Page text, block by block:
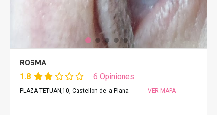
ROSMA
1.8 6 Opiniones
PLAZA TETUAN,10, Castellon de la Plana VER MAPA